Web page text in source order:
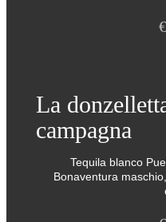
€
La
campagna
Tequila blanco
Bonaventura